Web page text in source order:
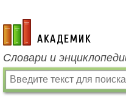
academic.ru
Словари и